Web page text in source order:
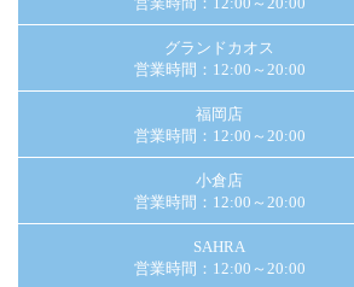
グランドカオス
営業時間：12:00～20:00
福岡店
営業時間：12:00～20:00
小倉店
営業時間：12:00～20:00
SAHRA
営業時間：12:00～20:00